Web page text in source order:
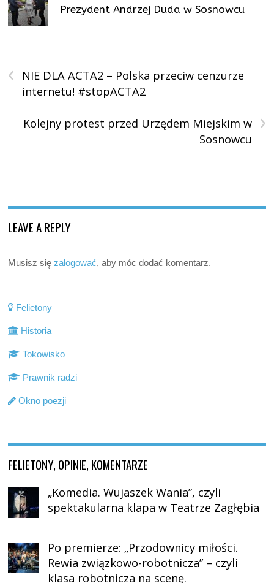
Prezydent Andrzej Duda w Sosnowcu
‹
NIE DLA ACTA2 – Polska przeciw cenzurze
internetu! #stopACTA2
›
Kolejny protest przed Urzędem Miejskim w
Sosnowcu
LEAVE A REPLY
Musisz sięzalogować, aby móc dodać komentarz.
Felietony
Historia
Tokowisko
Prawnik radzi
Okno poezji
FELIETONY, OPINIE, KOMENTARZE
„Komedia. Wujaszek Wania”, czyli
spektakularna klapa w Teatrze Zagłębia
Po premierze: „Przodownicy miłości.
Rewia związkowo-robotnicza” – czyli
klasa robotnicza na scenę.